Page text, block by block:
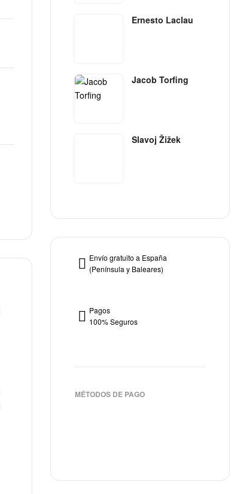
Ernesto Laclau
Jacob Torfing
Slavoj Žižek
Envío gratuito a España
(Península y Baleares)
Pagos
100% Seguros
MÉTODOS DE PAGO